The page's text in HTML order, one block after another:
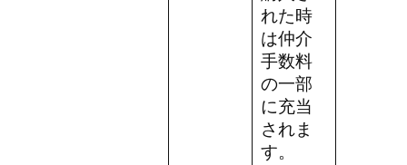
れた時
は仲介
手数料
の一部
に充当
されま
す。